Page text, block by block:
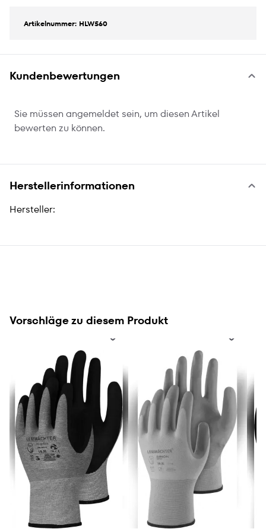
Artikelnummer: HLW560
Kundenbewertungen
Sie müssen angemeldet sein, um diesen Artikel
bewerten zu können.
Herstellerinformationen
Hersteller:
Vorschläge zu diesem Produkt